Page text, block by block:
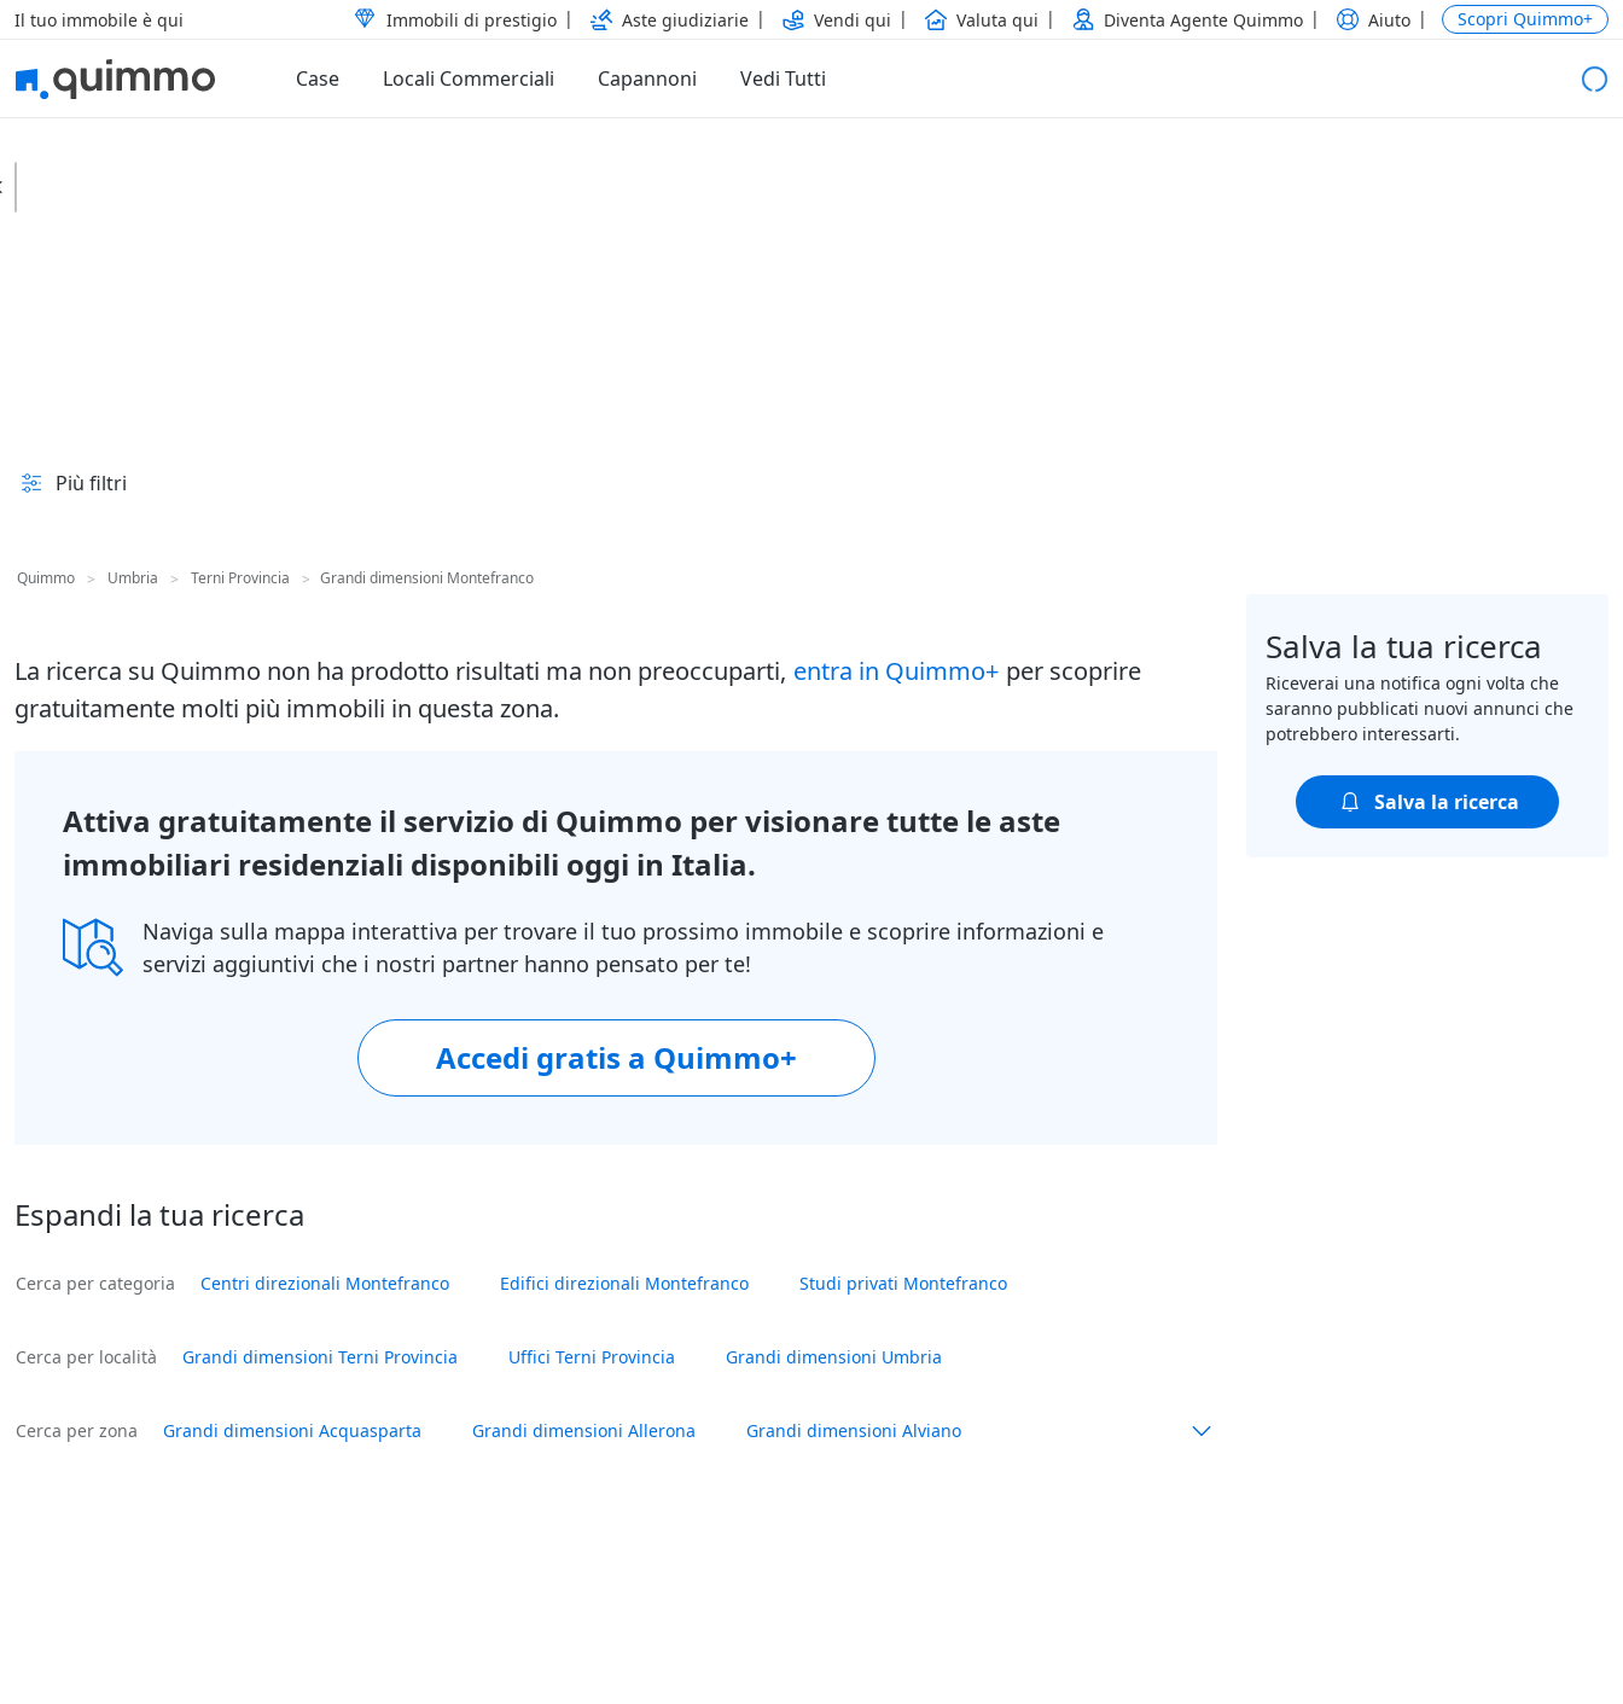
Il tuo immobile è qui Immobili di prestigio Aste giudiziarie Vendi qui Valuta qui Diventa Agente Quimmo Aiuto Scopri Quimmo+
Case Locali Commerciali Capannoni Vedi Tutti
Più filtri
Quimmo > Umbria > Terni Provincia > Grandi dimensioni Montefranco
La ricerca su Quimmo non ha prodotto risultati ma non preoccuparti, entra in Quimmo+ per scoprire
gratuitamente molti più immobili in questa zona.
Attiva gratuitamente il servizio di Quimmo per visionare tutte le aste
immobiliari residenziali disponibili oggi in Italia.
Naviga sulla mappa interattiva per trovare il tuo prossimo immobile e scoprire informazioni e
servizi aggiuntivi che i nostri partner hanno pensato per te!
Accedi gratis a Quimmo+
Espandi la tua ricerca
Cerca per categoria Centri direzionali Montefranco Edifici direzionali Montefranco Studi privati Montefranco
Cerca per località Grandi dimensioni Terni Provincia Uffici Terni Provincia Grandi dimensioni Umbria
Cerca per zona Grandi dimensioni Acquasparta Grandi dimensioni Allerona Grandi dimensioni Alviano
Salva la tua ricerca
Riceverai una notifica ogni volta che
saranno pubblicati nuovi annunci che
potrebbero interessarti.
Salva la ricerca